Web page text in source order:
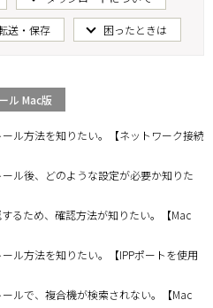
送・保存 困ったときは
ル Mac版
ル方法を知りたい。【ネットワーク接続
ル後、どのような設定が必要か知りた
るため、確認方法が知りたい。【Mac
ル方法を知りたい。【IPPポートを使用
ルで、複合機が検索されない。【Mac